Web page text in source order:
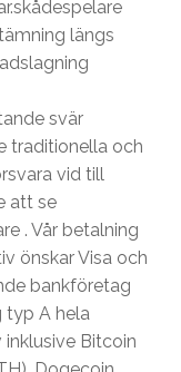
längs
svär
traditionella och
vid till
att se
. Vår betalning
önskar Visa och
bankföretag
typ A hela
Bitcoin